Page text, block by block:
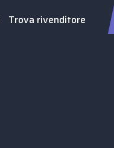
Trova rivenditore